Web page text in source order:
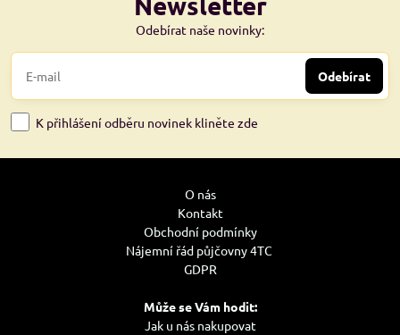
Odebírat naše novinky:
Odebírat
K přihlášení odběru novinek kliněte zde
O nás
Kontakt
Obchodní podmínky
Nájemní řád půjčovny 4TC
GDPR
Může se Vám hodit:
Jak u nás nakupovat